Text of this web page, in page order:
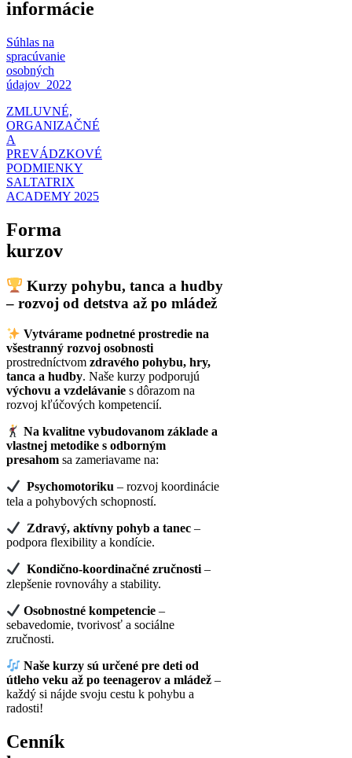
informácie
Súhlas na
spracúvanie
osobných
údajov_2022
ZMLUVNÉ,
ORGANIZAČNÉ
A
PREVÁDZKOVÉ
PODMIENKY
SALTATRIX
ACADEMY 2025
Forma
kurzov
Kurzy pohybu, tanca a hudby
– rozvoj od detstva až po mládež
Vytvárame podnetné prostredie na
všestranný rozvoj osobnosti
prostredníctvom zdravého pohybu, hry,
tanca a hudby. Naše kurzy podporujú
výchovu a vzdelávanie s dôrazom na
rozvoj kľúčových kompetencií.
Na kvalitne vybudovanom základe a
vlastnej metodike s odborným
presahom sa zameriavame na:
Psychomotoriku – rozvoj koordinácie
tela a pohybových schopností.
Zdravý, aktívny pohyb a tanec –
podpora flexibility a kondície.
Kondično-koordinačné zručnosti–
zlepšenie rovnováhy a stability.
Osobnostné kompetencie –
sebavedomie, tvorivosť a sociálne
zručnosti.
Naše kurzy sú určené pre deti od
útleho veku až po teenagerov a mládež –
každý si nájde svoju cestu k pohybu a
radosti!
Cenník